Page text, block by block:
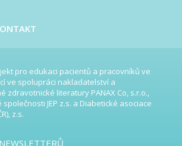
pro edukaci pacientů a pracovníků ve
ve spolupráci nakladatelství a
zdravotnické literatury PANAX Co, s.r.o.,
JEP z.s. a Diabetické asociace
z.s.